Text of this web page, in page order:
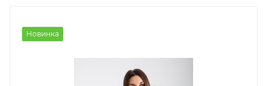
Новинка